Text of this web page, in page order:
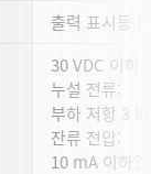
출력 표시등 (
30 VDC 이하
누설 전류:
부하 저항 3
잔류 전압:
10 mA 이하